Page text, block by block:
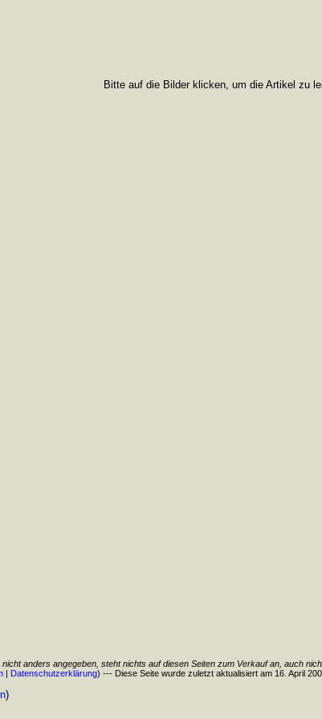
Bitte auf die Bilder klicken, um die Artikel zu
anders angegeben, steht nichts auf diesen Seiten zum Verkauf an, auch
| Datenschutzerklärung) --- Diese Seite wurde zuletzt aktualisiert am 16. April
)